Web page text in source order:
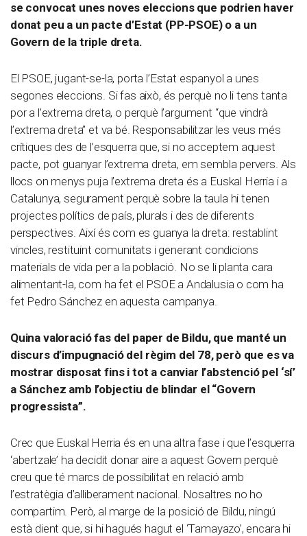
se convocat unes noves eleccions que podrien haver
donat peu a un pacte d’Estat (PP-PSOE) o a un
Govern de la triple dreta.
El PSOE, jugant-se-la, porta l’Estat espanyol a unes
segones eleccions. Si fas això, és perquè no li tens tanta
por a l’extrema dreta, o perquè l’argument “que vindrà
l’extrema dreta” et va bé. Responsabilitzar les veus més
crítiques des de l’esquerra que, si no acceptem aquest
pacte, pot guanyar l’extrema dreta, em sembla pervers. Als
llocs on menys puja l’extrema dreta és a Euskal Herria i a
Catalunya, segurament perquè sobre la taula hi tenen
projectes polítics de país, plurals i des de diferents
perspectives. Així és com es guanya la dreta: restablint
vincles, restituint comunitats i generant condicions
materials de vida per a la població. No se li planta cara
alimentant-la, com ha fet el PSOE a Andalusia o com ha
fet Pedro Sánchez en aquesta campanya.
Quina valoració fas del paper de Bildu, que manté un
discurs d’impugnació del règim del 78, però que es va
mostrar disposat fins i tot a canviar l’abstenció pel ‘sí’
a Sánchez amb l’objectiu de blindar el “Govern
progressista”.
Crec que Euskal Herria és en una altra fase i que l’esquerra
‘abertzale’ ha decidit donar aire a aquest Govern perquè
creu que té marcs de possibilitat en relació amb
l’estratègia d’alliberament nacional. Nosaltres no ho
compartim. Però, al marge de la posició de Bildu, ningú
està dient que, si hi hagués hagut el ‘Tamayazo’, encara hi